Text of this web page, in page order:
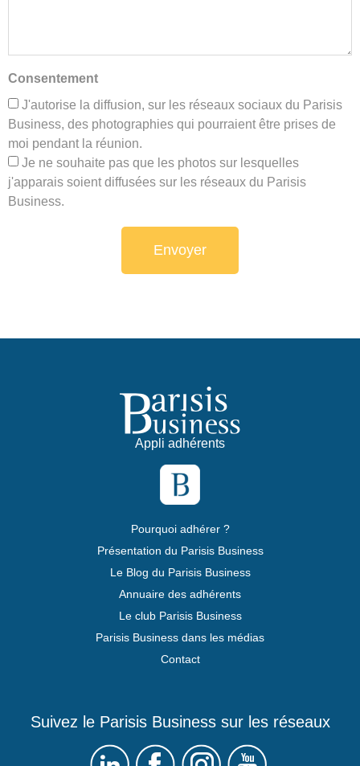
Consentement
J'autorise la diffusion, sur les réseaux sociaux du Parisis
Business, des photographies qui pourraient être prises de
moi pendant la réunion.
Je ne souhaite pas que les photos sur lesquelles
j'apparais soient diffusées sur les réseaux du Parisis
Business.
Envoyer
Appli adhérents
Pourquoi adhérer ?
Présentation du Parisis Business
Le Blog du Parisis Business
Annuaire des adhérents
Le club Parisis Business
Parisis Business dans les médias
Contact
Suivez le Parisis Business sur les réseaux